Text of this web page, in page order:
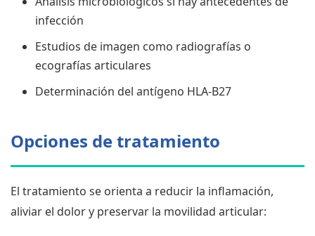
infección
Estudios de imagen como radiografías o
ecografías articulares
Determinación del antígeno HLA-B27
Opciones de tratamiento
El tratamiento se orienta a reducir la inflamación,
aliviar el dolor y preservar la movilidad articular: